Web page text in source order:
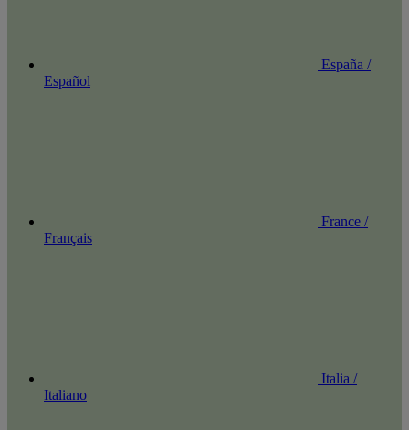
España /
Español
France /
Français
Italia /
Italiano